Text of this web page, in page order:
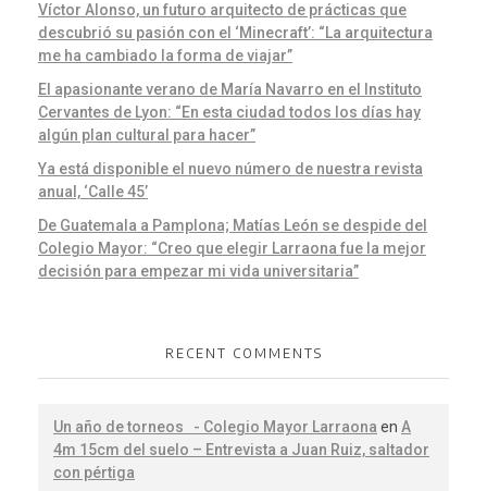
Víctor Alonso, un futuro arquitecto de prácticas que
descubrió su pasión con el ‘Minecraft’: “La arquitectura
me ha cambiado la forma de viajar”
El apasionante verano de María Navarro en el Instituto
Cervantes de Lyon: “En esta ciudad todos los días hay
algún plan cultural para hacer”
Ya está disponible el nuevo número de nuestra revista
anual, ‘Calle 45’
De Guatemala a Pamplona; Matías León se despide del
Colegio Mayor: “Creo que elegir Larraona fue la mejor
decisión para empezar mi vida universitaria”
RECENT COMMENTS
Un año de torneos - Colegio Mayor Larraona en A
4m 15cm del suelo – Entrevista a Juan Ruiz, saltador
con pértiga